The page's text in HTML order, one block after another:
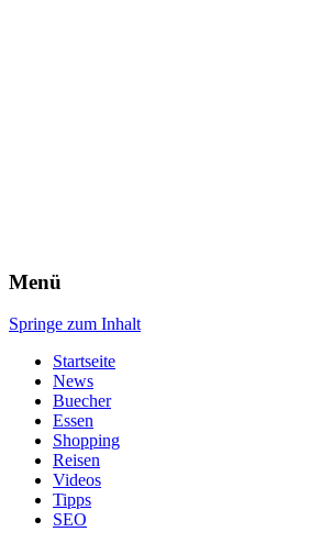
Menü
Springe zum Inhalt
Startseite
News
Buecher
Essen
Shopping
Reisen
Videos
Tipps
SEO